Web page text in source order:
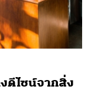
ดีไซน์จากสิ่ง